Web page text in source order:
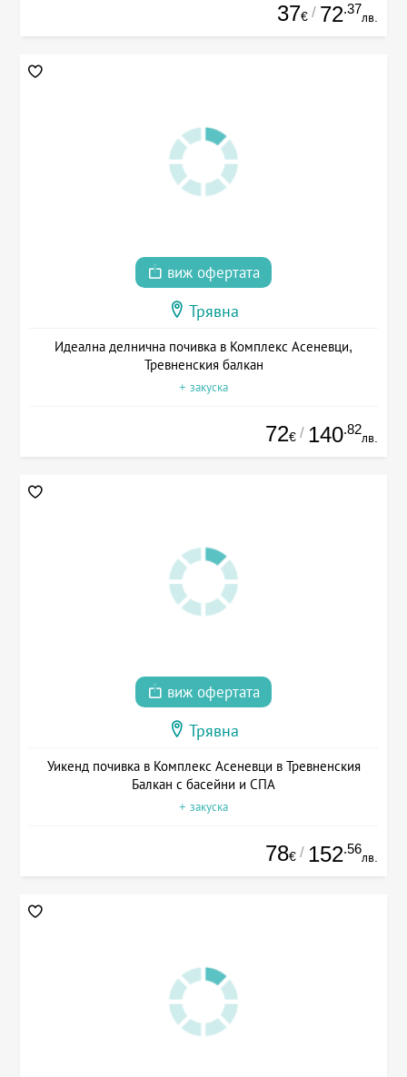
37€ / 72.37
лв.
виж офертата
Трявна
Идеална делнична почивка в Комплекс Асеневци,
Тревненския балкан
+ закуска
72€ / 140.82
лв.
виж офертата
Трявна
Уикенд почивка в Комплекс Асеневци в Тревненския
Балкан с басейни и СПА
+ закуска
78€ / 152.56
лв.